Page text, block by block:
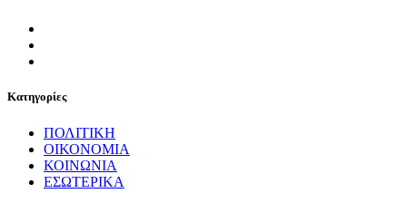
Κατηγορίες
ΠΟΛΙΤΙΚΗ
ΟΙΚΟΝΟΜΙΑ
ΚΟΙΝΩΝΙΑ
ΕΣΩΤΕΡΙΚΑ